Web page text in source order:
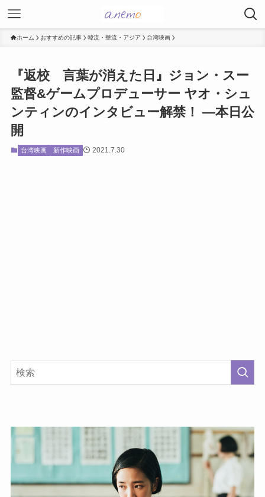
ホーム おすすめの記事 韓流・華流・アジア 台湾映画
『返校 言葉が消えた日』ジョン・スー
監督&ゲームプロデューサー ヤオ・シュ
ンティンのインタビュー解禁！ ―本日公
開
台湾映画 新作映画 2021.7.30